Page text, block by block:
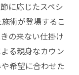
ステの選び方
選びのコツ
ンの魅力
に応じたスペシ
術が登場するこ
の来ない仕掛け
る親身なカウン
希望に合わせた